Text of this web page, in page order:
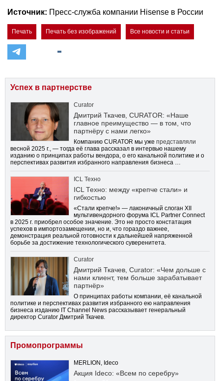
Источник: Пресс-служба компании Hisense в России
Печать Печать без изображений Все новости и статьи
Успех в партнерстве
Curator
Дмитрий Ткачев, CURATOR: «Наше
главное преимущество — в том, что
партнёру с нами легко»
Компанию CURATOR мы уже представляли
весной 2025 г., — тогда её глава рассказал в интервью нашему
изданию о принципах работы вендора, о его канальной политике и о
перспективах развития избранного направления бизнеса …
ICL Техно
ICL Техно: между «крепче стали» и
гибкостью
«Стали крепче!» — лаконичный слоган XII
мультивендорного форума ICL Partner Connect
в 2025 г. приобрел особое значение. Это не просто констатация
успехов в импортозамещении, но и, что гораздо важнее,
демонстрация реальной готовности к дальнейшей напряженной
борьбе за достижение технологического суверенитета.
Curator
Дмитрий Ткачев, Curator: «Чем дольше с
нами клиент, тем больше зарабатывает
партнёр»
О принципах работы компании, её канальной
политике и перспективах развития избранного ею направления
бизнеса изданию IT Channel News рассказывает генеральный
директор Curator Дмитрий Ткачев.
Промопрограммы
MERLION, Ideco
Акция Ideco: «Всем по серебру»